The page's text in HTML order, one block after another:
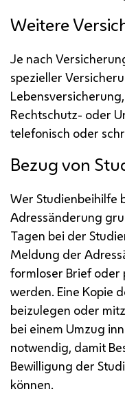
Weitere
Je nach
spezieller
Rechtschutz- oder
telefonisch oder
Bezug von
Wer Studienbeihilfe
Adressänderung
Tagen bei der
Meldung der
formloser Brief
werden. Eine Kopie
beizulegen oder
bei einem Umzug
notwendig, damit
Bewilligung der
können.